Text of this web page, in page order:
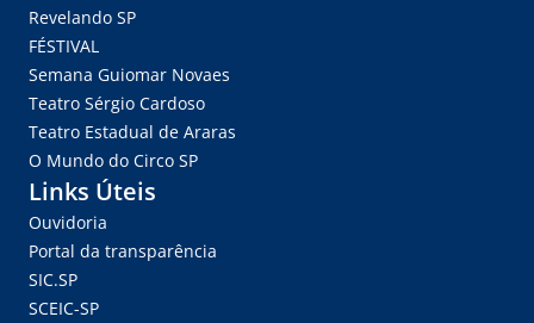
Revelando SP
FÉSTIVAL
Semana Guiomar Novaes
Teatro Sérgio Cardoso
Teatro Estadual de Araras
O Mundo do Circo SP
Links Úteis
Ouvidoria
Portal da transparência
SIC.SP
SCEIC-SP